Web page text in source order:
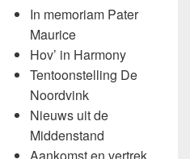
In memoriam Pater
Maurice
Hov’ in Harmony
Tentoonstelling De
Noordvink
Nieuws uit de
Middenstand
Aankomst en vertrek